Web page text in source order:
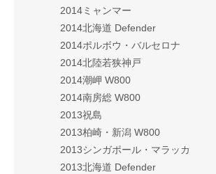
2014ミャンマー
2014北海道 Defender
2014ポルボウ・バルセロナ
2014北陸若狭神戸
2014潮岬 W800
2014南房総 W800
2013祝島
2013柏崎・新潟 W800
2013シンガポール・マラッカ
2013北海道 Defender